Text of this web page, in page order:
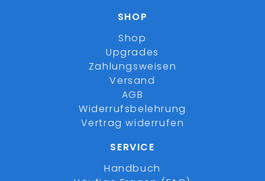
SHOP
Shop
Upgrades
Zahlungsweisen
Versand
AGB
Widerrufsbelehrung
Vertrag widerrufen
SERVICE
Handbuch